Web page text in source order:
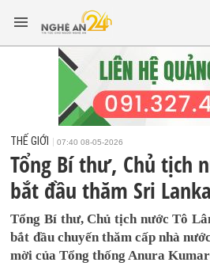
THẾ GIỚI 07:40 08-05-2026
Tổng Bí thư, Chủ tịch
bắt đầu thăm Sri Lanka
Tổng Bí thư, Chủ tịch nước Tô
bắt đầu chuyến thăm cấp nhà
mời của Tổng thống Anura